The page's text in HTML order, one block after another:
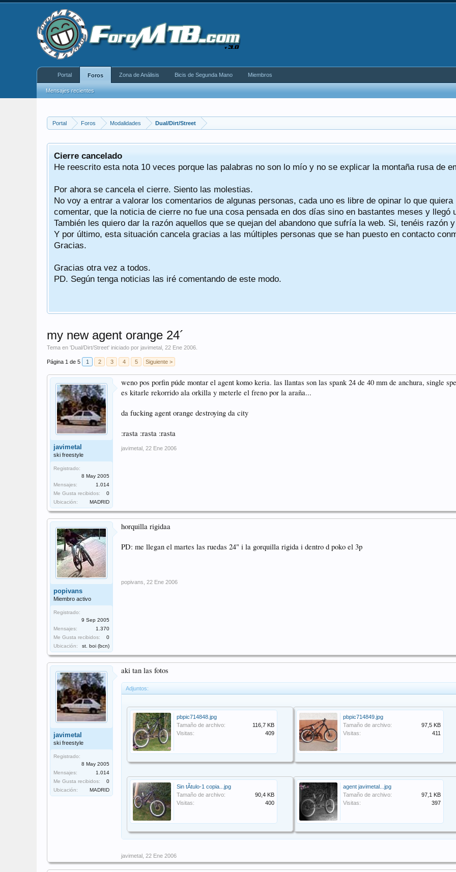
Portal Foros Modalidades Dual/Dirt/Street
Cierre cancelado
He reescrito esta nota 10 veces porque las palabras no son lo mío y no se explicar la montaña rusa de
Por ahora se cancela el cierre. Siento las molestias.
No voy a entrar a valorar los comentarios de algunas personas, cada uno es libre de opinar lo que
comentar, que la noticia de cierre no fue una cosa pensada en dos días sino en bastantes meses y llegó
También les quiero dar la razón aquellos que se quejan del abandono que sufría la web. Si, tenéis razón
Y por último, esta situación cancela gracias a las múltiples personas que se han puesto en contacto
Gracias.
Gracias otra vez a todos.
PD. Según tenga noticias las iré comentando de este modo.
my new agent orange 24´
Tema en 'Dual/Dirt/Street' iniciado por javimetal 22 Ene 2006
Página 1 de 5 1 2 3 4 5 Siguiente >
javimetal
ski freestyle
Registrado:
8 May 2005
Mensajes:
1.014
Me Gusta recibidos:
0
Ubicación:
MADRID
weno pos porfin púde montar el agent komo keria. las llantas son las spank 24 de 40 mm de anchura, single
es kitarle rekorrido ala orkilla y meterle el freno por la araña...
da fucking agent orange destroying da city
:rasta :rasta :rasta
javimetal 22 Ene 2006
popivans
Miembro activo
Registrado:
9 Sep 2005
Mensajes:
1.370
Me Gusta recibidos:
0
Ubicación:
st. boi (bcn)
horquilla rigidaa
PD: me llegan el martes las ruedas 24" i la gorquilla rigida i dentro d poko el 3p
popivans 22 Ene 2006
javimetal
ski freestyle
Registrado:
8 May 2005
Mensajes:
1.014
Me Gusta recibidos:
0
Ubicación:
MADRID
aki tan las fotos
Adjuntos:
pbpic714848.jpg
Tamaño de archivo:
116,7 KB
Visitas:
409
pbpic714849.jpg
Tamaño de archivo:
97,5 KB
Visitas:
411
Sin tÃ­tulo-1 copia...jpg
Tamaño de archivo:
90,4 KB
Visitas:
400
agent javimetal...jpg
Tamaño de archivo:
97,1 KB
Visitas:
397
javimetal 22 Ene 2006
Portal Foros
Mensajes recientes
Zona de Análisis Bicis de Segunda Mano Miembros